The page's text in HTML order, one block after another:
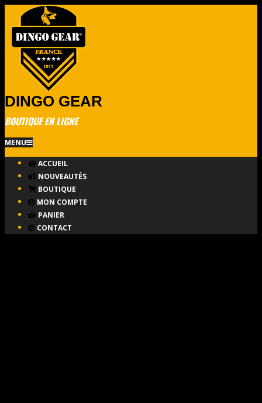
content
DINGO GEAR
BOUTIQUE EN LIGNE
Primary
Menu
MENU
ACCUEIL
NOUVEAUTÉS
BOUTIQUE
MON COMPTE
PANIER
CONTACT